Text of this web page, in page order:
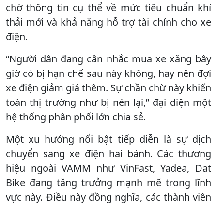
chờ thông tin cụ thể về mức tiêu chuẩn khí
thải mới và khả năng hỗ trợ tài chính cho xe
điện.
“Người dân đang cân nhắc mua xe xăng bây
giờ có bị hạn chế sau này không, hay nên đợi
xe điện giảm giá thêm. Sự chần chừ này khiến
toàn thị trường như bị nén lại,” đại diện một
hệ thống phân phối lớn chia sẻ.
Một xu hướng nổi bật tiếp diễn là sự dịch
chuyển sang xe điện hai bánh. Các thương
hiệu ngoài VAMM như VinFast, Yadea, Dat
Bike đang tăng trưởng mạnh mẽ trong lĩnh
vực này. Điều này đồng nghĩa, các thành viên